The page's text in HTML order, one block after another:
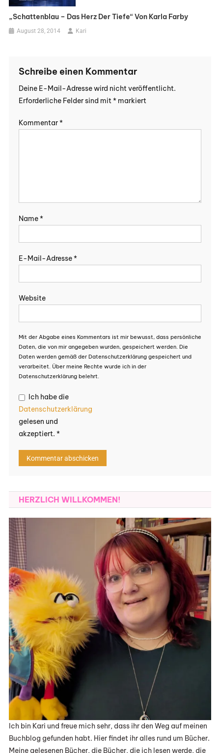
„Schattenblau – Das Herz Der Tiefe“ Von Karla Farby
August 28, 2014 Kari
Schreibe einen Kommentar
Deine E-Mail-Adresse wird nicht veröffentlicht.
Erforderliche Felder sind mit*markiert
Kommentar*
Name*
E-Mail-Adresse*
Website
Mit der Abgabe eines Kommentars ist mir bewusst, dass persönliche
Daten, die von mir angegeben wurden, gespeichert werden. Die
Daten werden gemäß der Datenschutzerklärung gespeichert und
verarbeitet. Über meine Rechte wurde ich in der
Datenschutzerklärung belehrt.
Ich habe die
Datenschutzerklärung
gelesen und
akzeptiert. *
HERZLICH WILLKOMMEN!
Ich bin Kari und freue mich sehr, dass ihr den Weg auf meinen
Buchblog gefunden habt. Hier findet ihr alles rund um Bücher.
Meine gelesenen Bücher, die Bücher, die ich lesen werde, die